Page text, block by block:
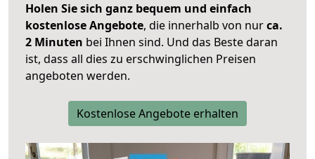
Holen Sie sich ganz bequem und einfach
kostenlose Angebote, die innerhalb von nurca.
2 Minuten bei Ihnen sind. Und das Beste daran
ist, dass all dies zu erschwinglichen Preisen
angeboten werden.
Kostenlose Angebote erhalten